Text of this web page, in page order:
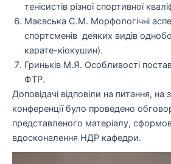
тенісистів різної спортивної
Маєвська С.М. Морфологічні
спортсменів деяких видів
карате-кіокушин).
Гриньків М.Я. Особливості
ФТР.
Доповідачі відповіли на питання, на
конференції було проведено
представленого матеріалу,
вдосконалення НДР кафедри.